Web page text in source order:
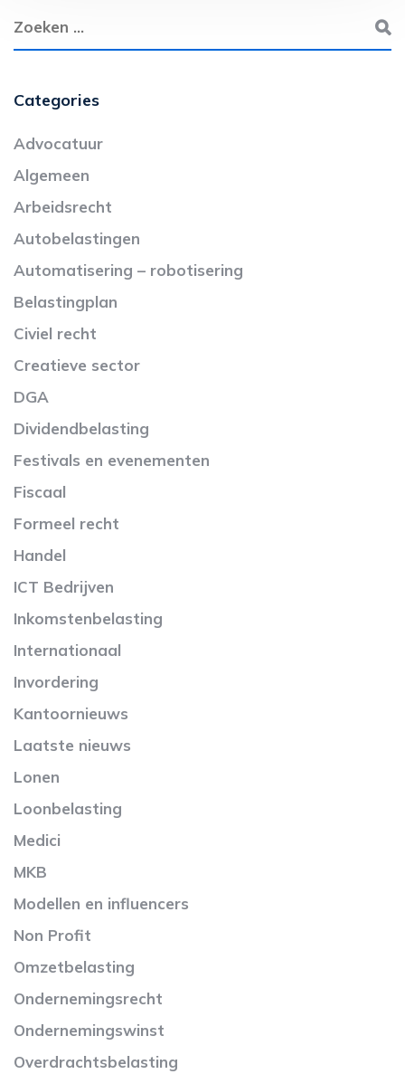
Categories
Advocatuur
Algemeen
Arbeidsrecht
Autobelastingen
Automatisering – robotisering
Belastingplan
Civiel recht
Creatieve sector
DGA
Dividendbelasting
Festivals en evenementen
Fiscaal
Formeel recht
Handel
ICT Bedrijven
Inkomstenbelasting
Internationaal
Invordering
Kantoornieuws
Laatste nieuws
Lonen
Loonbelasting
Medici
MKB
Modellen en influencers
Non Profit
Omzetbelasting
Ondernemingsrecht
Ondernemingswinst
Overdrachtsbelasting